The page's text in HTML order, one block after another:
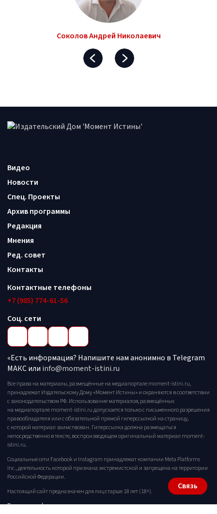
Соколов Андрей Николаевич
Видео
Новости
Спец. Проекты
Архив программы
Редакция
Мнения
Ред. совет
Контакты
Контактные телефоны
+7 (985) 774-61-56
Соц. сети
«Есть информация? Напишите нам анонимно в Telegram
МАКС или info@moment-istini.ru
Все права на материалы, размещённые на медиапортале moment-istini.ru,
принадлежат Издательскому Дому «Момент Истины» и охраняются в соответствии
с законодательством РФ. Использование материалов, размещённых
на медиапортале moment-istini.ru допускается только с письменного разрешения
правообладателя или с обязательной прямой гиперссылкой на страницу,
с которой материал заимствован. Гиперссылка должна размещаться
непосредственно в тексте, воспроизводящем оригинальный материал moment-
istini.ru.
Социальные сети Facebook и Instagram принадлежат компании Meta Platforms
Inc., деятельность которой признана экстремистской и запрещена на территории
Российской Федерации.
Настоящий сайт предназначен для лиц старше 18 лет (18+).
Политика конфиденциальности
Связь